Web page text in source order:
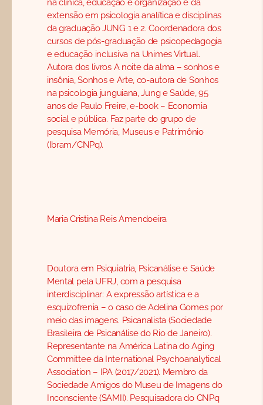
na clínica, educação e organização e da
extensão em psicologia analítica e disciplinas
da graduação JUNG 1 e 2. Coordenadora dos
cursos de pós-graduação de psicopedagogia
e educação inclusiva na Unimes Virtual.
Autora dos livros A noite da alma – sonhos e
insônia, Sonhos e Arte, co-autora de Sonhos
na psicologia junguiana, Jung e Saúde, 95
anos de Paulo Freire, e-book – Economia
social e pública. Faz parte do grupo de
pesquisa Memória, Museus e Patrimônio
(Ibram/CNPq).
Maria Cristina Reis Amendoeira
Doutora em Psiquiatria, Psicanálise e Saúde
Mental pela UFRJ, com a pesquisa
interdisciplinar: A expressão artística e a
esquizofrenia – o caso de Adelina Gomes por
meio das imagens. Psicanalista (Sociedade
Brasileira de Psicanálise do Rio de Janeiro).
Representante na América Latina do Aging
Committee da International Psychoanalytical
Association – IPA (2017/2021). Membro da
Sociedade Amigos do Museu de Imagens do
Inconsciente (SAMII). Pesquisadora do CNPq